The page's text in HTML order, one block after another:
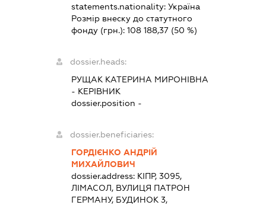
statements.nationality: Україна
Розмір внеску до статутного
фонду (грн.): 108 188,37(50 %)
dossier.heads:
РУЩАК КАТЕРИНА МИРОНІВНА
- КЕРІВНИК
dossier.position -
dossier.beneficiaries:
ГОРДІЄНКО АНДРІЙ
МИХАЙЛОВИЧ
dossier.address: КІПР, 3095,
ЛІМАСОЛ, ВУЛИЦЯ ПАТРОН
ГЕРМАНУ, БУДИНОК 3,